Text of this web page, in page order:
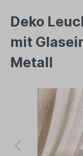
Deko
mit
Metall